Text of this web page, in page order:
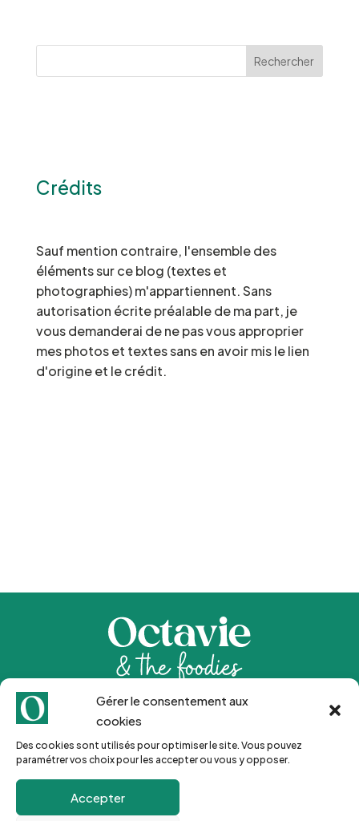
Gérer le consentement aux
cookies
Des cookies sont utilisés pour optimiser le site. Vous pouvez
paramétrer vos choix pour les accepter ou vous y opposer.
Accepter
Rechercher
Crédits
Sauf mention contraire, l'ensemble des
éléments sur ce blog (textes et
photographies) m'appartiennent. Sans
autorisation écrite préalable de ma part, je
vous demanderai de ne pas vous approprier
mes photos et textes sans en avoir mis le lien
d'origine et le crédit.
Inscription Newsletter 🍒
Go !